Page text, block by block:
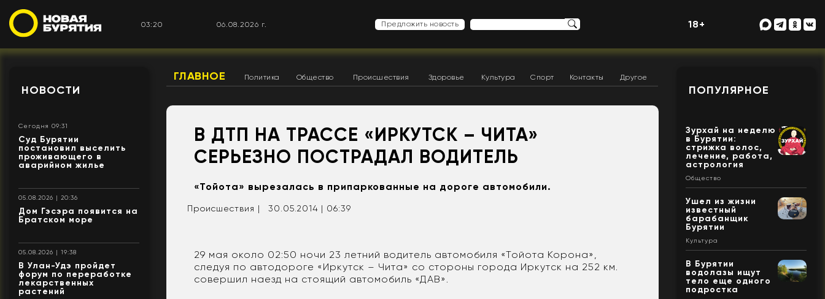
03:20 06.08.2026 г. Предложить новость 18+
НОВОСТИ
Сегодня 09:31
Суд Бурятии
постановил выселить
проживающего в
аварийном жилье
05.08.2026 | 20:36
Дом Гэсэра появится на
Братском море
05.08.2026 | 19:38
В Улан-Удэ пройдет
форум по переработке
лекарственных
растений
ГЛАВНОЕ Политика Общество Происшествия Здоровье Культура Спорт Контакты Другое
В ДТП НА ТРАССЕ «ИРКУТСК – ЧИТА»
СЕРЬЕЗНО ПОСТРАДАЛ ВОДИТЕЛЬ
«Тойота» вырезалась в припаркованные на дороге автомобили.
Происшествия | 30.05.2014 | 06:39
29 мая около 02:50 ночи 23 летний водитель автомобиля «Тойота Корона»,
следуя по автодороге «Иркутск – Чита» со стороны города Иркутск на 252 км.
совершил наезд на стоящий автомобиль «ДАВ».
ПОПУЛЯРНОЕ
Зурхай на неделю
в Бурятии:
стрижка волос,
лечение, работа,
астрология
Общество
Ушел из жизни
известный
барабанщик
Бурятии
Культура
В Бурятии
водолазы ищут
тело еще одного
подростка